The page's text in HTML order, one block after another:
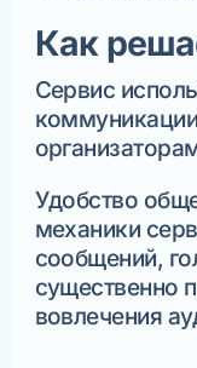
Как
Сервис
Удобство
механики
сообщений,
существенно
вовлечения